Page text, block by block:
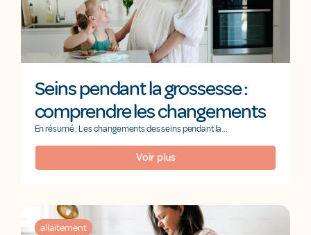
Seins pendant la grossesse :
comprendre les changements
En résumé : Les changements des seins pendant la...
Voir plus
allaitement